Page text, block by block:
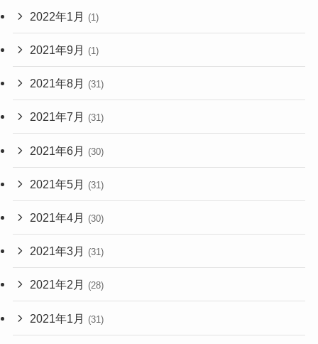
2022年1月 (1)
2021年9月 (1)
2021年8月 (31)
2021年7月 (31)
2021年6月 (30)
2021年5月 (31)
2021年4月 (30)
2021年3月 (31)
2021年2月 (28)
2021年1月 (31)